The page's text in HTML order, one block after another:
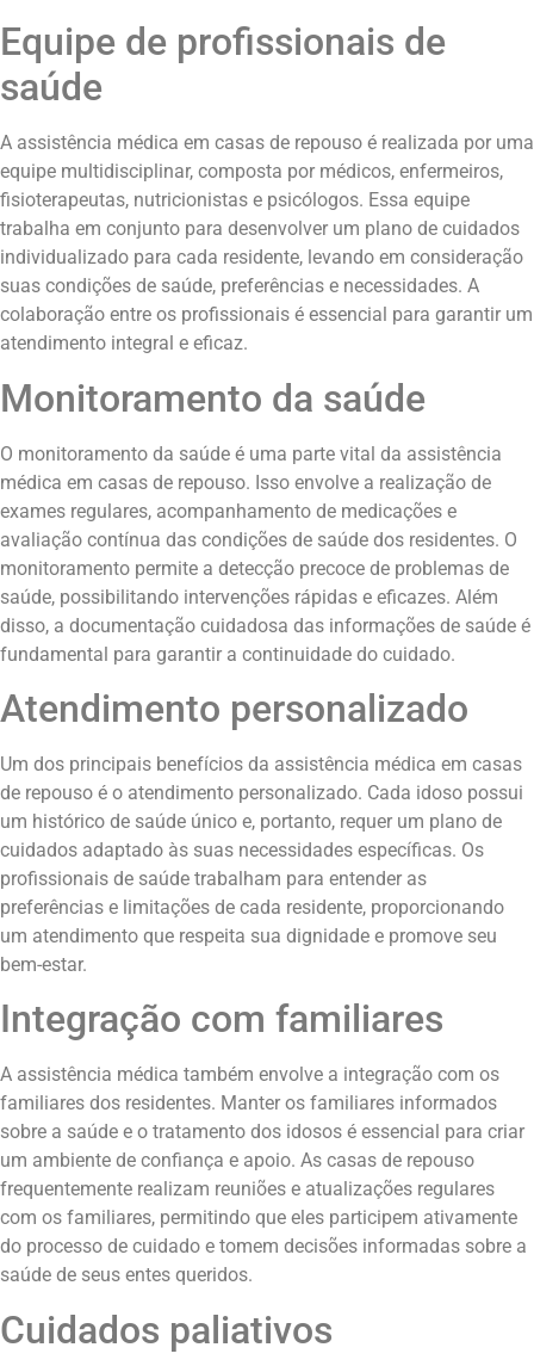
Equipe de profissionais de
saúde
A assistência médica em casas de repouso é realizada por uma
equipe multidisciplinar, composta por médicos, enfermeiros,
fisioterapeutas, nutricionistas e psicólogos. Essa equipe
trabalha em conjunto para desenvolver um plano de cuidados
individualizado para cada residente, levando em consideração
suas condições de saúde, preferências e necessidades. A
colaboração entre os profissionais é essencial para garantir um
atendimento integral e eficaz.
Monitoramento da saúde
O monitoramento da saúde é uma parte vital da assistência
médica em casas de repouso. Isso envolve a realização de
exames regulares, acompanhamento de medicações e
avaliação contínua das condições de saúde dos residentes. O
monitoramento permite a detecção precoce de problemas de
saúde, possibilitando intervenções rápidas e eficazes. Além
disso, a documentação cuidadosa das informações de saúde é
fundamental para garantir a continuidade do cuidado.
Atendimento personalizado
Um dos principais benefícios da assistência médica em casas
de repouso é o atendimento personalizado. Cada idoso possui
um histórico de saúde único e, portanto, requer um plano de
cuidados adaptado às suas necessidades específicas. Os
profissionais de saúde trabalham para entender as
preferências e limitações de cada residente, proporcionando
um atendimento que respeita sua dignidade e promove seu
bem-estar.
Integração com familiares
A assistência médica também envolve a integração com os
familiares dos residentes. Manter os familiares informados
sobre a saúde e o tratamento dos idosos é essencial para criar
um ambiente de confiança e apoio. As casas de repouso
frequentemente realizam reuniões e atualizações regulares
com os familiares, permitindo que eles participem ativamente
do processo de cuidado e tomem decisões informadas sobre a
saúde de seus entes queridos.
Cuidados paliativos